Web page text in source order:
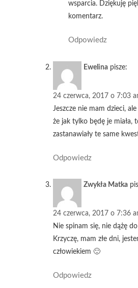
wsparcia. Dziękuję
komentarz.
Odpowiedz
Ewelina pisze:
24 czerwca, 2017 o 7:03
Jeszcze nie mam dzieci,
że jak tylko będę je miała,
zastanawiały te same
Odpowiedz
Zwykła Matka
24 czerwca, 2017 o 7:36
Nie spinam się, nie dążę
Krzyczę, mam złe dni,
człowiekiem 🙂
Odpowiedz